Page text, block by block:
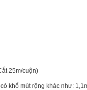
25m/cuộn)
khổ mút rộng khác như: